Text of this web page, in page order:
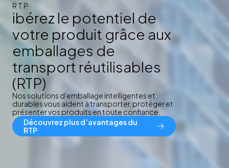
RTP
ibérez le potentiel de
votre produit grâce aux
emballages de
transport réutilisables
(RTP)
Nos solutions d’emballage intelligentes et
durables vous aident à transporter, protéger et
présenter vos produits en toute confiance.
Découvrez plus d’avantages du
RTP